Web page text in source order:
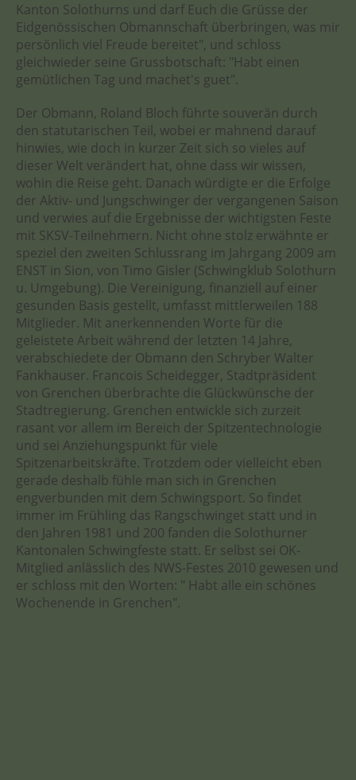
Kanton Solothurns und darf Euch die Grüsse der
Eidgenössischen Obmannschaft überbringen, was mir
persönlich viel Freude bereitet", und schloss
gleichwieder seine Grussbotschaft: "Habt einen
gemütlichen Tag und machet's guet".
Der Obmann, Roland Bloch führte souverän durch
den statutarischen Teil, wobei er mahnend darauf
hinwies, wie doch in kurzer Zeit sich so vieles auf
dieser Welt verändert hat, ohne dass wir wissen,
wohin die Reise geht. Danach würdigte er die Erfolge
der Aktiv- und Jungschwinger der vergangenen Saison
und verwies auf die Ergebnisse der wichtigsten Feste
mit SKSV-Teilnehmern. Nicht ohne stolz erwähnte er
speziel den zweiten Schlussrang im Jahrgang 2009 am
ENST in Sion, von Timo Gisler (Schwingklub Solothurn
u. Umgebung). Die Vereinigung, finanziell auf einer
gesunden Basis gestellt, umfasst mittlerweilen 188
Mitglieder. Mit anerkennenden Worte für die
geleistete Arbeit während der letzten 14 Jahre,
verabschiedete der Obmann den Schryber Walter
Fankhauser. Francois Scheidegger, Stadtpräsident
von Grenchen überbrachte die Glückwünsche der
Stadtregierung. Grenchen entwickle sich zurzeit
rasant vor allem im Bereich der Spitzentechnologie
und sei Anziehungspunkt für viele
Spitzenarbeitskräfte. Trotzdem oder vielleicht eben
gerade deshalb fühle man sich in Grenchen
engverbunden mit dem Schwingsport. So findet
immer im Frühling das Rangschwinget statt und in
den Jahren 1981 und 200 fanden die Solothurner
Kantonalen Schwingfeste statt. Er selbst sei OK-
Mitglied anlässlich des NWS-Festes 2010 gewesen und
er schloss mit den Worten: " Habt alle ein schönes
Wochenende in Grenchen".